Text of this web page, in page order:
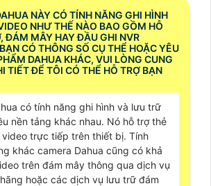
NÀY CÓ TÍNH NĂNG GHI HÌNH
NHƯ THẾ NÀO BAO GỒM HỖ
ĐÁM MÂY HAY ĐẦU GHI NVR
CÓ THÔNG SỐ CỤ THỂ HOẶC YÊU
DAHUA KHÁC, VUI LÒNG CUNG
TIẾT ĐỂ TÔI CÓ THỂ HỖ TRỢ BẠN
có tính năng ghi hình và lưu trữ
nền tảng khác nhau. Nó hỗ trợ thẻ
trực tiếp trên thiết bị. Tính
khác camera Dahua cũng có khả
trên đám mây thông qua dịch vụ
hoặc các dịch vụ lưu trữ đám